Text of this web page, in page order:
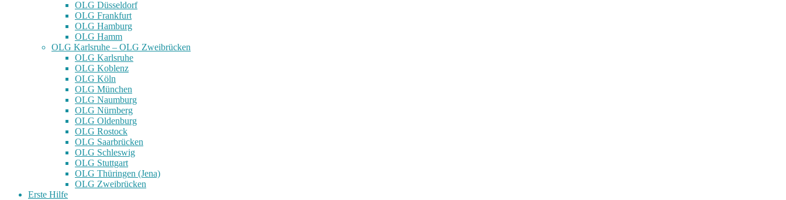
OLG Düsseldorf
OLG Frankfurt
OLG Hamburg
OLG Hamm
OLG Karlsruhe – OLG Zweibrücken
OLG Karlsruhe
OLG Koblenz
OLG Köln
OLG München
OLG Naumburg
OLG Nürnberg
OLG Oldenburg
OLG Rostock
OLG Saarbrücken
OLG Schleswig
OLG Stuttgart
OLG Thüringen (Jena)
OLG Zweibrücken
Erste Hilfe